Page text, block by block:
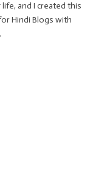
and I created this
Hindi Blogs with